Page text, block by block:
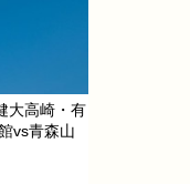
大高崎・有
vs青森山